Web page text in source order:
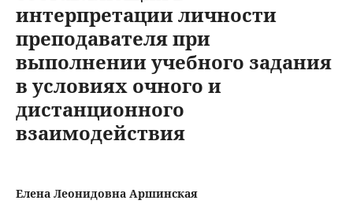
интерпретации личности
преподавателя при
выполнении учебного задания
в условиях очного и
дистанционного
взаимодействия
Елена Леонидовна Аршинская